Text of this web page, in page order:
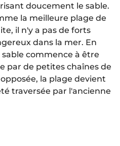
doucement le sable.
la meilleure plage de
il n'y a pas de forts
dans la mer. En
commence à être
par de petites chaînes de
la plage devient
traversée par l'ancienne